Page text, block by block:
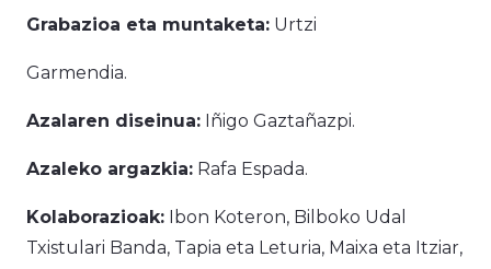
Grabazioa eta muntaketa: Urtzi
Garmendia.
Azalaren diseinua: Iñigo Gaztañazpi.
Azaleko argazkia: Rafa Espada.
Kolaborazioak: Ibon Koteron, Bilboko Udal
Txistulari Banda, Tapia eta Leturia, Maixa eta Itziar,